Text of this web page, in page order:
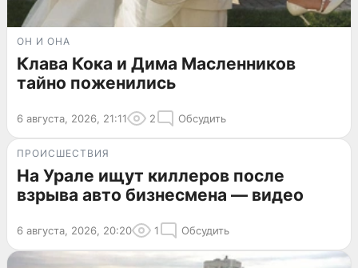
ОН И ОНА
Клава Кока и Дима Масленников
тайно поженились
6 августа, 2026, 21:11 2 Обсудить
ПРОИСШЕСТВИЯ
На Урале ищут киллеров после
взрыва авто бизнесмена — видео
6 августа, 2026, 20:20 1 Обсудить